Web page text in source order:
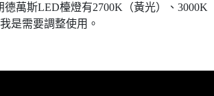
萬斯LED檯燈有2700K（黃光）、
是需要調整使用。